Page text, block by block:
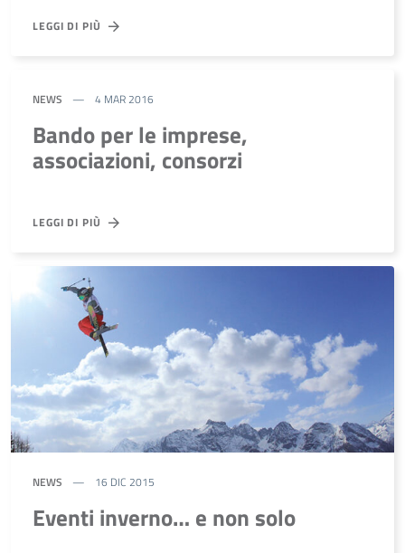
LEGGI DI PIÙ
NEWS 4 MAR 2016
Bando per le imprese,
associazioni, consorzi
LEGGI DI PIÙ
NEWS 16 DIC 2015
Eventi inverno… e non solo